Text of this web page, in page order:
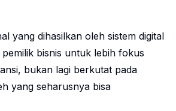
yang dihasilkan oleh sistem digital
bisnis untuk lebih fokus
bukan lagi berkutat pada
yang seharusnya bisa